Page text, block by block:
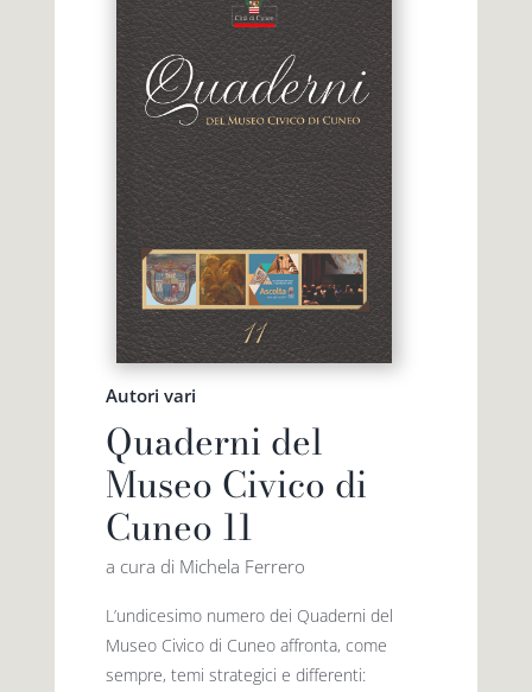
Autori vari
Quaderni del
Museo Civico di
Cuneo 11
a cura di Michela Ferrero
L’undicesimo numero dei Quaderni del
Museo Civico di Cuneo affronta, come
sempre, temi strategici e differenti: